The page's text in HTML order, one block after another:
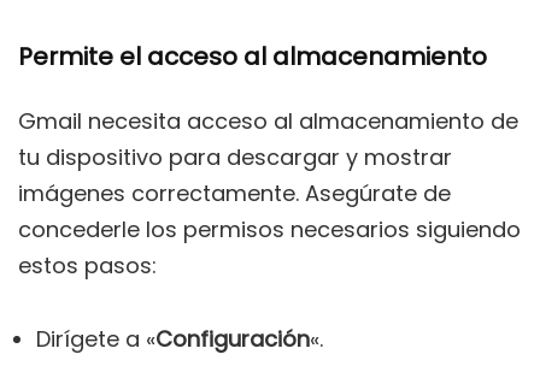
Permite el acceso al almacenamiento
Gmail necesita acceso al almacenamiento de
tu dispositivo para descargar y mostrar
imágenes correctamente. Asegúrate de
concederle los permisos necesarios siguiendo
estos pasos:
Dirígete a «Configuración«.